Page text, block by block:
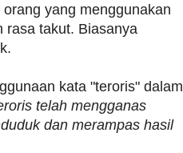
yang menggunakan
rasa takut. Biasanya
kata "teroris" dalam
telah mengganas
dan merampas hasil